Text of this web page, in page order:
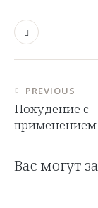
PREVIOUS
Похудение с
применением
Вас могут